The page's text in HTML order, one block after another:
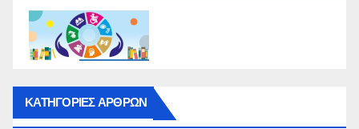
ΚΑΤΗΓΟΡΙΕΣ ΑΡΘΡΩΝ